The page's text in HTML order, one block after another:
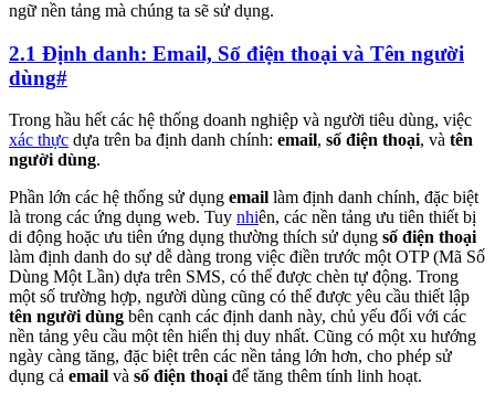
ngữ nền tảng mà chúng ta sẽ sử dụng.
2.1 Định danh: Email, Số điện thoại và Tên người
dùng#
Trong hầu hết các hệ thống doanh nghiệp và người tiêu dùng, việc
xác thực dựa trên ba định danh chính: email, số điện thoại, và tên
người dùng.
Phần lớn các hệ thống sử dụng email làm định danh chính, đặc biệt
là trong các ứng dụng web. Tuy nhiên, các nền tảng ưu tiên thiết bị
di động hoặc ưu tiên ứng dụng thường thích sử dụng số điện thoại
làm định danh do sự dễ dàng trong việc điền trước một OTP (Mã Số
Dùng Một Lần) dựa trên SMS, có thể được chèn tự động. Trong
một số trường hợp, người dùng cũng có thể được yêu cầu thiết lập
tên người dùng bên cạnh các định danh này, chủ yếu đối với các
nền tảng yêu cầu một tên hiển thị duy nhất. Cũng có một xu hướng
ngày càng tăng, đặc biệt trên các nền tảng lớn hơn, cho phép sử
dụng cả email và số điện thoại để tăng thêm tính linh hoạt.